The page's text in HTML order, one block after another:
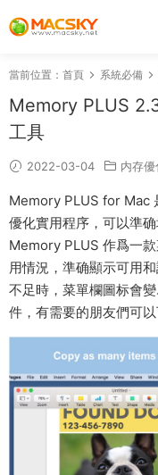
當前位置： 首頁 系統必備
Memory PLUS
工具
2022-03-04 内存優
Memory PLUS for Mac
優化實用程序，可以準
Memory PLUS 作爲一
用情況，準确顯示可用
不足時，菜單欄圖标會
件，有需要的朋友們可以